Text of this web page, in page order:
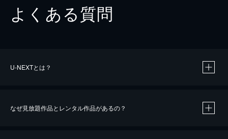
よくある質問
U-NEXTとは？
なぜ見放題作品とレンタル作品があるの？